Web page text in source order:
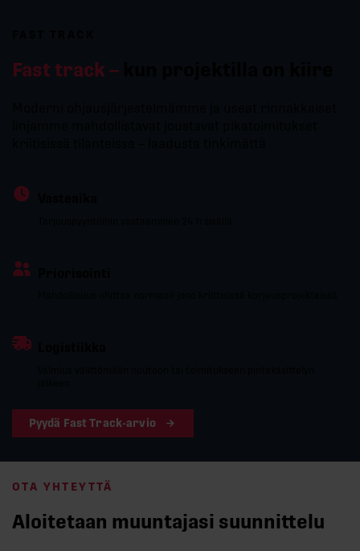
Fast track –
Pyydä Fast Track-arvio
OTA YHTEYTTÄ
Aloitetaan muuntajasi suunnittelu